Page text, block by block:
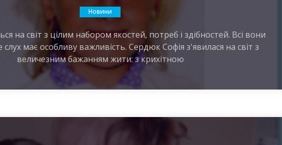
Новини
на світ з цілим набором якостей, потреб і здібностей. Всі вони
має особливу важливість. Сердюк Софія з'явилася на світ з
величезним бажанням жити: з крихітною